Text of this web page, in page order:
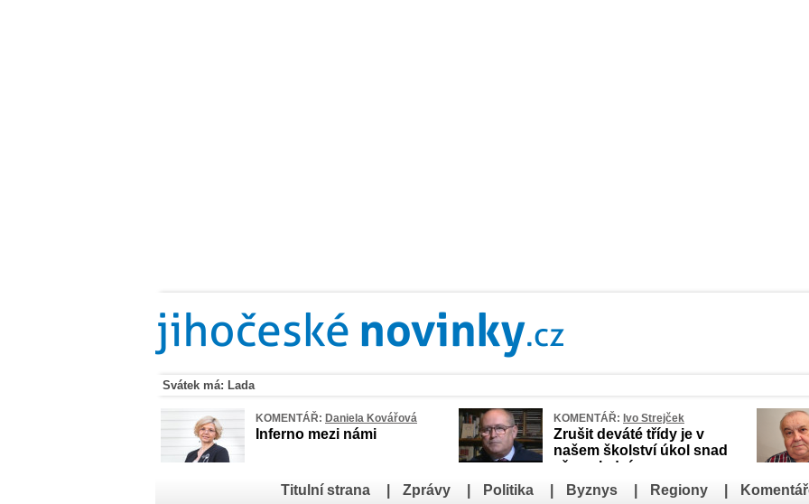
Svátek má: Lada
KOMENTÁŘ: Daniela Kovářová
Inferno mezi námi
KOMENTÁŘ: Ivo Strejček
Zrušit deváté třídy je v
našem školství úkol snad
až poslední
Titulní strana
Zprávy Politika Byznys Regiony